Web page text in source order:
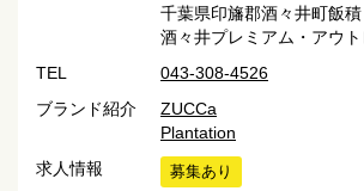
千葉県印旛郡酒々井町飯積
酒々井プレミアム・アウ
TEL
043-308-4526
ブランド紹介
ZUCCa
Plantation
求人情報
募集あり